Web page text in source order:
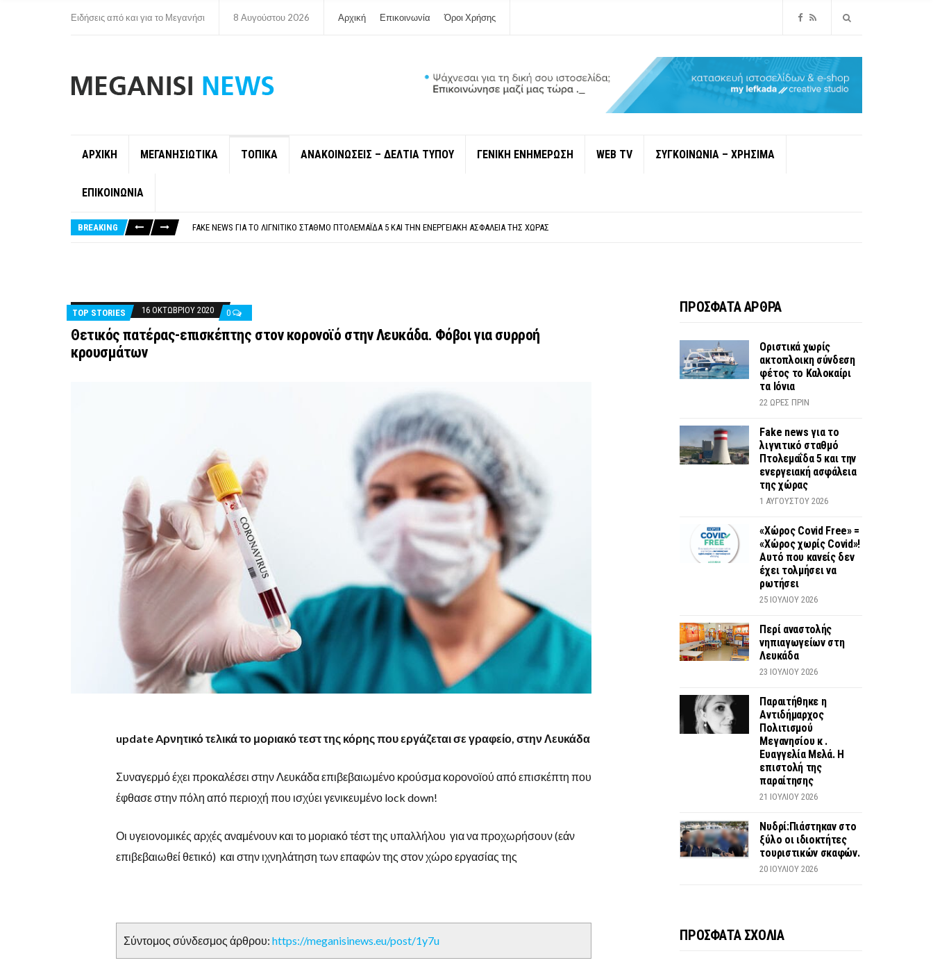
Ειδήσεις από και για το Μεγανήσι 8 Αυγούστου 2026 Αρχική Επικοινωνία Όροι Χρήσης
ΑΡΧΙΚΗ ΜΕΓΑΝΗΣΙΩΤΙΚΑ ΤΟΠΙΚΑ ΑΝΑΚΟΙΝΩΣΕΙΣ – ΔΕΛΤΙΑ ΤΥΠΟΥ ΓΕΝΙΚΗ ΕΝΗΜΕΡΩΣΗ WEB TV ΣΥΓΚΟΙΝΩΝΙΑ – ΧΡΗΣΙΜΑ
ΕΠΙΚΟΙΝΩΝΙΑ
BREAKING
FAKE NEWS ΓΙΑ ΤΟ ΛΙΓΝΙΤΙΚΌ ΣΤΑΘΜΌ ΠΤΟΛΕΜΑΪ́ΔΑ 5 ΚΑΙ ΤΗΝ ΕΝΕΡΓΕΙΑΚΉ ΑΣΦΆΛΕΙΑ ΤΗΣ ΧΏΡΑΣ
TOP STORIES 16 ΟΚΤΩΒΡΊΟΥ 2020 0
Θετικός πατέρας-επισκέπτης στον κορoνοϊό στην Λευκάδα. Φόβοι για συρροή
κρουσμάτων
update Aρνητικό τελικά το μοριακό τεστ της κόρης που εργάζεται σε γραφείο, στην Λευκάδα
Συναγερμό έχει προκαλέσει στην Λευκάδα επιβεβαιωμένο κρούσμα κορονοϊού από επισκέπτη που
έφθασε στην πόλη από περιοχή που ισχύει γενικευμένο lock down!
Οι υγειονομικές αρχές αναμένουν και το μοριακό τέστ της υπαλλήλου για να προχωρήσουν (εάν
επιβεβαιωθεί θετικό) και στην ιχνηλάτηση των επαφών της στον χώρο εργασίας της
Σύντομος σύνδεσμος άρθρου: https://meganisinews.eu/post/1y7u
ΠΡΟΣΦΑΤΑ ΑΡΘΡΑ
Οριστικά χωρίς
ακτοπλοικη σύνδεση
φέτος το Καλοκαίρι
τα Ιόνια
22 ΏΡΕΣ ΠΡΙΝ
Fake news για το
λιγνιτικό σταθμό
Πτολεμαΐδα 5 και την
ενεργειακή ασφάλεια
της χώρας
1 ΑΥΓΟΎΣΤΟΥ 2026
«Χώρος Covid Free» =
«Χώρος χωρίς Covid»!
Αυτό που κανείς δεν
έχει τολμήσει να
ρωτήσει
25 ΙΟΥΛΊΟΥ 2026
Περί αναστολής
νηπιαγωγείων στη
Λευκάδα
23 ΙΟΥΛΊΟΥ 2026
Παραιτήθηκε η
Αντιδήμαρχος
Πολιτισμού
Μεγανησίου κ .
Ευαγγελία Μελά. Η
επιστολή της
παραίτησης
21 ΙΟΥΛΊΟΥ 2026
Νυδρί:Πιάστηκαν στο
ξύλο οι ιδιοκτήτες
τουριστικών σκαφών.
20 ΙΟΥΛΊΟΥ 2026
ΠΡΟΣΦΑΤΑ ΣΧΟΛΙΑ